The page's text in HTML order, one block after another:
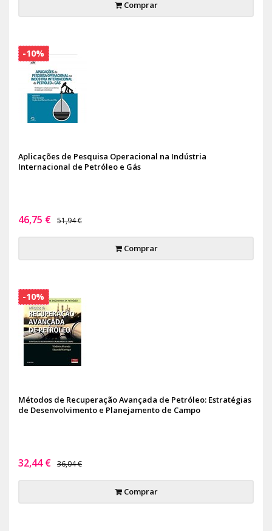
Comprar
Aplicações de Pesquisa Operacional na Indústria
Internacional de Petróleo e Gás
46,75 € 51,94 €
Comprar
-10%
Métodos de Recuperação Avançada de Petróleo: Estratégias
de Desenvolvimento e Planejamento de Campo
32,44 € 36,04 €
Comprar
-10%